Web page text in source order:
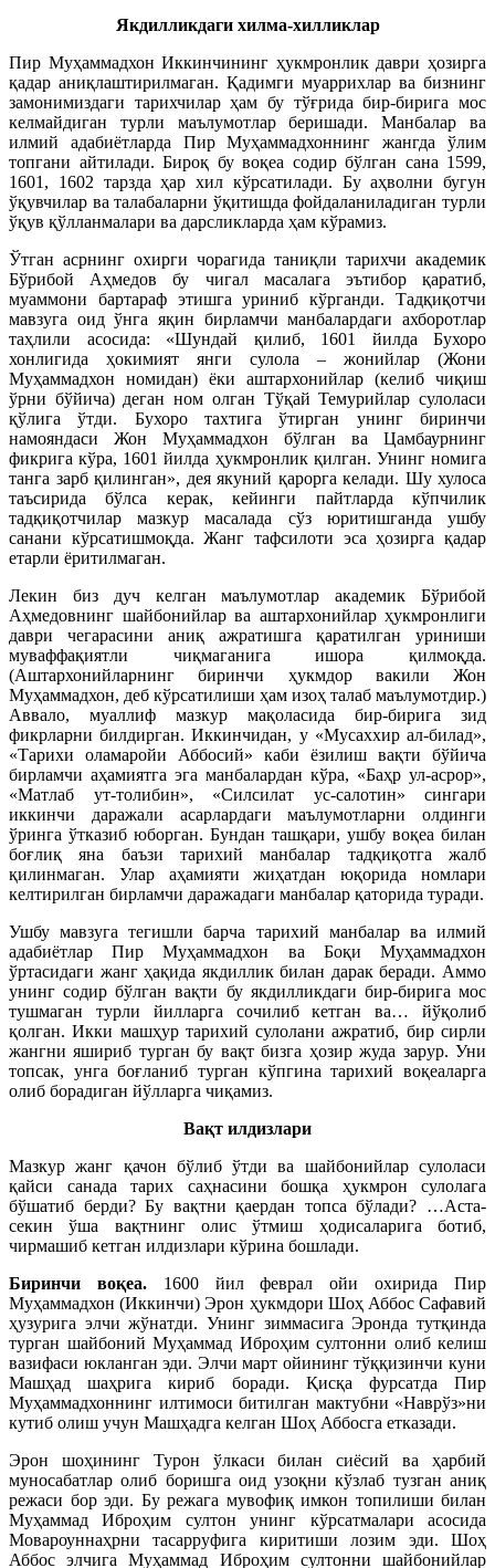
Якдилликдаги хилма-хилликлар
Пир Муҳаммадхон Иккинчининг ҳукмронлик даври ҳозирга
қадар аниқлаштирилмаган. Қадимги муаррихлар ва бизнинг
замонимиздаги тарихчилар ҳам бу тўғрида бир-бирига мос
келмайдиган турли маълумотлар беришади. Манбалар ва
илмий адабиётларда Пир Муҳаммадхоннинг жангда ўлим
топгани айтилади. Бироқ бу воқеа содир бўлган сана 1599,
1601, 1602 тарзда ҳар хил кўрсатилади. Бу аҳволни бугун
ўқувчилар ва талабаларни ўқитишда фойдаланиладиган турли
ўқув қўлланмалари ва дарсликларда ҳам кўрамиз.
Ўтган асрнинг охирги чорагида таниқли тарихчи академик
Бўрибой Аҳмедов бу чигал масалага эътибор қаратиб,
муаммони бартараф этишга уриниб кўрганди. Тадқиқотчи
мавзуга оид ўнга яқин бирламчи манбалардаги ахборотлар
таҳлили асосида: «Шундай қилиб, 1601 йилда Бухоро
хонлигида ҳокимият янги сулола – жонийлар (Жони
Муҳаммадхон номидан) ёки аштархонийлар (келиб чиқиш
ўрни бўйича) деган ном олган Тўқай Темурийлар сулоласи
қўлига ўтди. Бухоро тахтига ўтирган унинг биринчи
намояндаси Жон Муҳаммадхон бўлган ва Цамбаурнинг
фикрига кўра, 1601 йилда ҳукмронлик қилган. Унинг номига
танга зарб қилинган», дея якуний қарорга келади. Шу хулоса
таъсирида бўлса керак, кейинги пайтларда кўпчилик
тадқиқотчилар мазкур масалада сўз юритишганда ушбу
санани кўрсатишмоқда. Жанг тафсилоти эса ҳозирга қадар
етарли ёритилмаган.
Лекин биз дуч келган маълумотлар академик Бўрибой
Аҳмедовнинг шайбонийлар ва аштархонийлар ҳукмронлиги
даври чегарасини аниқ ажратишга қаратилган уриниши
муваффақиятли чиқмаганига ишора қилмоқда.
(Аштархонийларнинг биринчи ҳукмдор вакили Жон
Муҳаммадхон, деб кўрсатилиши ҳам изоҳ талаб маълумотдир.)
Аввало, муаллиф мазкур мақоласида бир-бирига зид
фикрларни билдирган. Иккинчидан, у «Мусаххир ал-билад»,
«Тарихи оламаройи Аббосий» каби ёзилиш вақти бўйича
бирламчи аҳамиятга эга манбалардан кўра, «Баҳр ул-асрор»,
«Матлаб ут-толибин», «Силсилат ус-салотин» сингари
иккинчи даражали асарлардаги маълумотларни олдинги
ўринга ўтказиб юборган. Бундан ташқари, ушбу воқеа билан
боғлиқ яна баъзи тарихий манбалар тадқиқотга жалб
қилинмаган. Улар аҳамияти жиҳатдан юқорида номлари
келтирилган бирламчи даражадаги манбалар қаторида туради.
Ушбу мавзуга тегишли барча тарихий манбалар ва илмий
адабиётлар Пир Муҳаммадхон ва Боқи Муҳаммадхон
ўртасидаги жанг ҳақида якдиллик билан дарак беради. Аммо
унинг содир бўлган вақти бу якдилликдаги бир-бирига мос
тушмаган турли йилларга сочилиб кетган ва… йўқолиб
қолган. Икки машҳур тарихий сулолани ажратиб, бир сирли
жангни яшириб турган бу вақт бизга ҳозир жуда зарур. Уни
топсак, унга боғланиб турган кўпгина тарихий воқеаларга
олиб борадиган йўлларга чиқамиз.
Вақт илдизлари
Мазкур жанг қачон бўлиб ўтди ва шайбонийлар сулоласи
қайси санада тарих саҳнасини бошқа ҳукмрон сулолага
бўшатиб берди? Бу вақтни қаердан топса бўлади? …Аста-
секин ўша вақтнинг олис ўтмиш ҳодисаларига ботиб,
чирмашиб кетган илдизлари кўрина бошлади.
Биринчи воқеа.1600 йил феврал ойи охирида Пир
Муҳаммадхон (Иккинчи) Эрон ҳукмдори Шоҳ Аббос Сафавий
ҳузурига элчи жўнатди. Унинг зиммасига Эронда тутқинда
турган шайбоний Муҳаммад Иброҳим султонни олиб келиш
вазифаси юкланган эди. Элчи март ойининг тўққизинчи куни
Машҳад шаҳрига кириб боради. Қисқа фурсатда Пир
Муҳаммадхоннинг илтимоси битилган мактубни «Наврўз»ни
кутиб олиш учун Машҳадга келган Шоҳ Аббосга етказади.
Эрон шоҳининг Турон ўлкаси билан сиёсий ва ҳарбий
муносабатлар олиб боришга оид узоқни кўзлаб тузган аниқ
режаси бор эди. Бу режага мувофиқ имкон топилиши билан
Муҳаммад Иброҳим султон унинг кўрсатмалари асосида
Мовароуннаҳрни тасарруфига киритиши лозим эди. Шоҳ
Аббос элчига Муҳаммад Иброҳим султонни шайбонийлар